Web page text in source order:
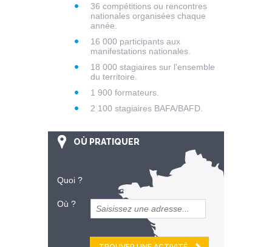
36 compétitions ou rencontres
nationales organisées chaque
année.
16 000 participants aux
manifestations nationales.
18 000 stagiaires sur l'ensemble
du territoire.
1 900 formateurs.
2 100 stagiaires BAFA/BAFD.
OÙ PRATIQUER
Quoi ?
Où ?
et